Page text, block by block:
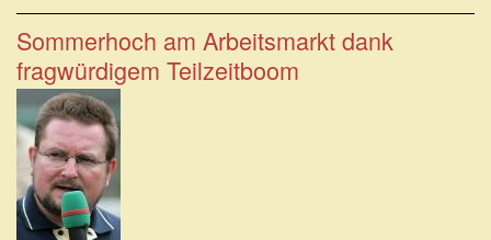
Fujitsu
vernichtet
1800
Arbeitsplätze
in
Augsburg
und
München
Sommerhoch am Arbeitsmarkt dank
fragwürdigem Teilzeitboom